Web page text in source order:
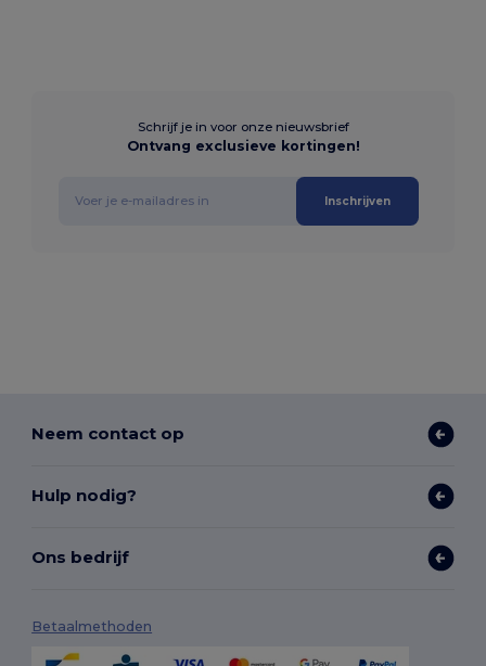
Schrijf je in voor onze nieuwsbrief
Ontvang exclusieve kortingen!
Inschrijven
Neem contact op
Hulp nodig?
Ons bedrijf
Betaalmethoden